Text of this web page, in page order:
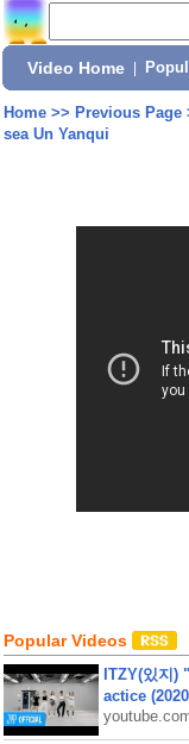
Video Home
Home>> Previous Page
sea Un Yanqui
Popular Videos
ITZY(있지)
actice